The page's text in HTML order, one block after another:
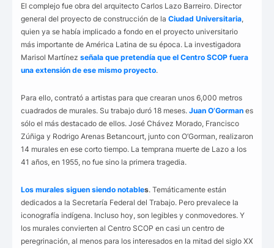
El complejo fue obra del arquitecto Carlos Lazo Barreiro. Director
general del proyecto de construcción de la Ciudad Universitaria
quien ya se había implicado a fondo en el proyecto universitario
más importante de América Latina de su época. La investigadora
Marisol Martínez señala que pretendía que el Centro SCOP fuera
una extensión de ese mismo proyecto.
Para ello, contrató a artistas para que crearan unos 6,000 metros
cuadrados de murales. Su trabajo duró 18 meses. Juan O’Gorman es
sólo el más destacado de ellos. José Chávez Morado, Francisco
Zúñiga y Rodrigo Arenas Betancourt, junto con O’Gorman, realizaron
14 murales en ese corto tiempo. La temprana muerte de Lazo a los
41 años, en 1955, no fue sino la primera tragedia.
Los murales siguen siendo notables. Temáticamente están
dedicados a la Secretaría Federal del Trabajo. Pero prevalece la
iconografía indígena. Incluso hoy, son legibles y conmovedores. Y
los murales convierten al Centro SCOP en casi un centro de
peregrinación, al menos para los interesados en la mitad del siglo XX